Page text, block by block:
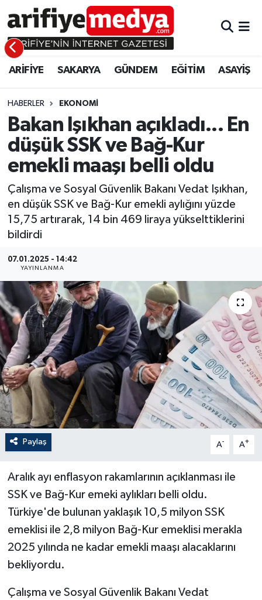
ARİFİYE SAKARYA GÜNDEM EĞİTİM ASAYİŞ
HABERLER EKONOMİ
Bakan Işıkhan açıkladı... En
düşük SSK ve Bağ-Kur
emekli maaşı belli oldu
Çalışma ve Sosyal Güvenlik Bakanı Vedat Işıkhan,
en düşük SSK ve Bağ-Kur emekli aylığını yüzde
15,75 artırarak, 14 bin 469 liraya yükselttiklerini
bildirdi
07.01.2025 - 14:42
YAYINLANMA
Paylaş A- A+
Aralık ayı enflasyon rakamlarının açıklanması ile
SSK ve Bağ-Kur emeki aylıkları belli oldu.
Türkiye'de bulunan yaklaşık 10,5 milyon SSK
emeklisi ile 2,8 milyon Bağ-Kur emeklisi merakla
2025 yılında ne kadar emekli maaşı alacaklarını
bekliyordu.
Çalışma ve Sosyal Güvenlik Bakanı Vedat
ARİFİYE
SAKARYA
GÜNDEM
EĞİTİM
ASAYİŞ
EKONOMİ
ARİFİYE
GÜNDEM
EĞİTİM
EKONOMİ
ASAYİŞ
Sakarya Hava Durumu
Sakarya Namaz Vakitleri
Sakarya Trafik Yoğunluk Haritası
Süper Lig Puan Durumu ve Fikstür
Tüm Manşetler
Son Dakika Haberleri
Haber Arşivi